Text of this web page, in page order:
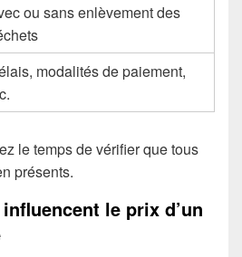
ou sans enlèvement des
modalités de paiement,
le temps de vérifier que tous
présents.
le prix d’un